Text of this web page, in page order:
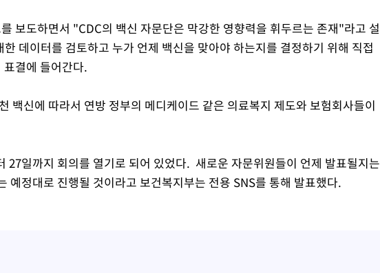
보도하면서 "CDC의 백신 자문단은 막강한 영향력을 휘두르는 존재"라고 설
데이터를 검토하고 누가 언제 백신을 맞아야 하는지를 결정하기 위해 직접
결에 들어간다.
백신에 따라서 연방 정부의 메디케이드 같은 의료복지 제도와 보험회사들이
27일까지 회의를 열기로 되어 있었다. 새로운 자문위원들이 언제 발표될지는
예정대로 진행될 것이라고 보건복지부는 전용 SNS를 통해 발표했다.